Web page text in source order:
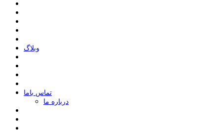
وبلاگ
ﺗﻤﺎﺱ ﺑﺎﻣﺎ
درباره ما